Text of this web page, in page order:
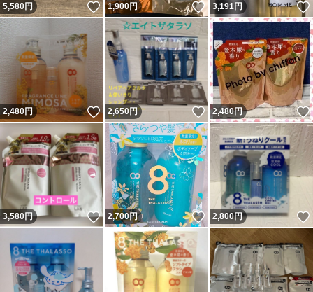
5,580円 いいね！
1,900円 いいね！
3,191円
2,480円 いいね！
2,650円 いいね！
2,480円
3,580円 いいね！
2,700円 いいね！
2,800円